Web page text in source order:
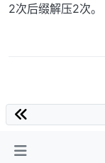
2次后缀解压2次。